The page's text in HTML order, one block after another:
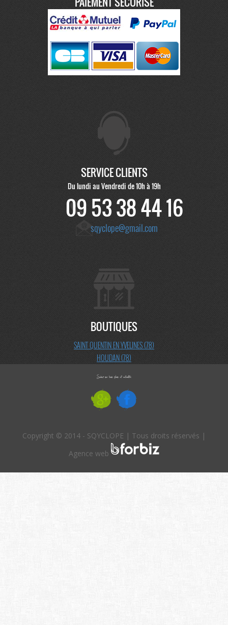
SERVICE CLIENTS
Du lundi au Vendredi de 10h à 19h
09 53 38 44 16
sqyclope@gmail.com
BOUTIQUES
SAINT QUENTIN EN YVELINES (78)
HOUDAN (78)
Copyright © 2014 - SQYCLOPE | Tous droits réservés |
Agence web